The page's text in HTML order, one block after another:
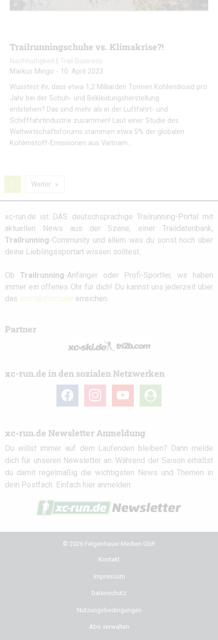
Trailrunningschuhe vs. Klimakrise?!
Nachhaltigkeit
Trail Business
Markus Mingo - 10. April 2023
Wusstest ihr, dass etwa 1,2 Milliarden Tonnen Kohlendioxid pro
Jahr bei der Schuh- und Bekleidungsherstellung
entstehen? Das sind mehr als in der Luftfahrt- und
Schifffahrtindustrie zusammen! Laut einer Studie des
Weltwirtschaftsforums stammen etwa 5% der globalen
Kohlenstoff-Emissionen aus Vietnam…
1 Weiter
xc-run.de ist DAS deutschsprachige Trailrunning-Portal mit
aktuellen News aus der Szene, einer Traildatenbank,
Trailrunning-Community und allem was du sonst noch über
deine Lieblingssportart wissen solltest.
Ob Trailrunning-Anfänger oder Profi-Sportler, wir haben
immer ein offenes Ohr für dich! Du kannst uns jederzeit über
das Kontaktformular erreichen.
Partner
xc-run.de in den sozialen Netzwerken
facebook instagramyoutube
user-
circle
xc-run.de Newsletter Anmeldung
Du willst immer auf dem Laufenden bleiben? Dann melde
dich für unseren Newsletter an. Während der Saison erhältst
du damit regelmäßig die wichtigsten News und Themen in
dein Postfach. Einfach hier anmelden:
© 2026 Felgenhauer Medien GbR
Kontakt
Impressum
Datenschutz
Nutzungsbedingungen
Abo verwalten